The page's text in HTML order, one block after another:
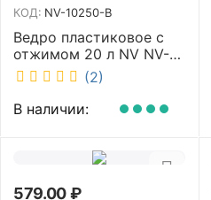
КОД: NV-10250-B
Ведро пластиковое с
отжимом 20 л NV NV-
10250-B
(2)
В наличии:
579.00₽